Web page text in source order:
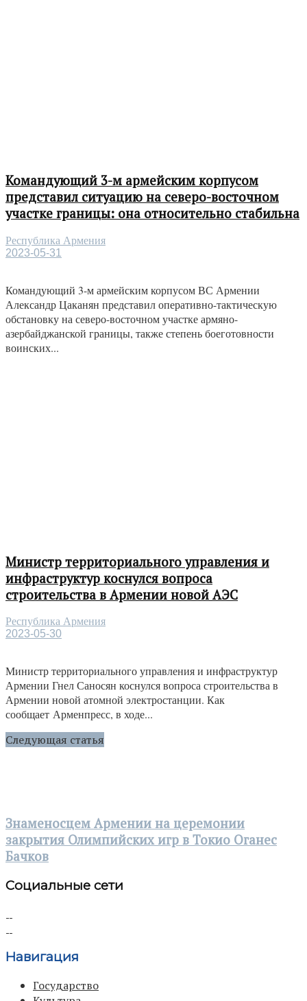
Командующий 3-м армейским корпусом
представил ситуацию на северо-восточном
участке границы: она относительно стабильна
Республика Армения
2023-05-31
Командующий 3-м армейским корпусом ВС Армении
Александр Цаканян представил оперативно-тактическую
обстановку на северо-восточном участке армяно-
азербайджанской границы, также степень боеготовности
воинских...
Министр территориального управления и
инфраструктур коснулся вопроса
строительства в Армении новой АЭС
Республика Армения
2023-05-30
Министр территориального управления и инфраструктур
Армении Гнел Саносян коснулся вопроса строительства в
Армении новой атомной электростанции. Как
сообщает Арменпресс, в ходе...
Следующая статья
Знаменосцем Армении на церемонии
закрытия Олимпийских игр в Токио Оганес
Бачков
Социальные сети
Навигация
Государство